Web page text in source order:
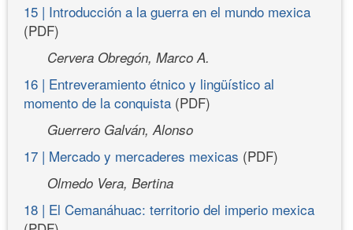
15 | Introducción a la guerra en el mundo mexica
(PDF)
Cervera Obregón, Marco A.
16 | Entreveramiento étnico y lingüístico al
momento de la conquista (PDF)
Guerrero Galván, Alonso
17 | Mercado y mercaderes mexicas (PDF)
Olmedo Vera, Bertina
18 | El Cemanáhuac: territorio del imperio mexica